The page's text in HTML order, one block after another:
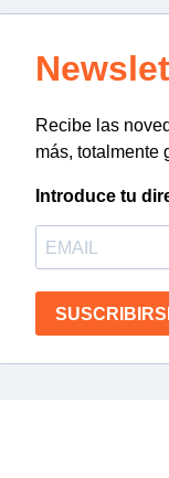
Recibe las
más, totalmente
Introduce tu